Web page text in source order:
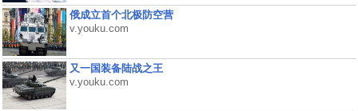
俄成立首个北极防空营
v.youku.com
又一国装备陆战之王
v.youku.com